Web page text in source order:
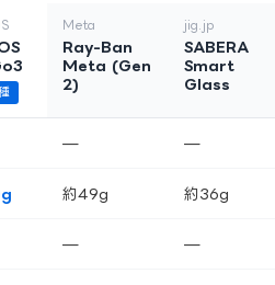
Meta
Ray-Ban
Meta (Gen
2)
jig.jp
SABERA
Smart
Glass
— —
約49g 約36g
— —